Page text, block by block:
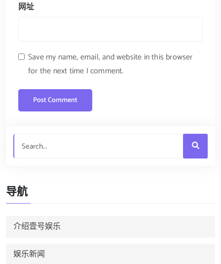
网址
Save my name, email, and website in this browser
for the next time I comment.
导航
介绍壹号娱乐
娱乐新闻